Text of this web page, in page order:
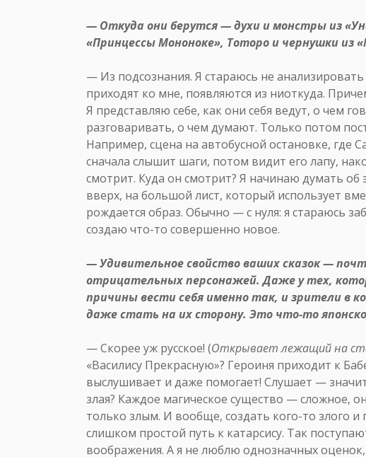
— Откуда они берутся — духи и монстры из
«Принцессы Мононоке», Тоторо и чернушки из
— Из подсознания. Я стараюсь не
приходят ко мне, появляются из ниоткуда.
Я представляю себе, как они себя ведут, о чем
разговаривать, о чем думают. Только потом
Например, сцена на автобусной остановке, где
сначала слышит шаги, потом видит его лапу,
смотрит. Куда он смотрит? Я начинаю думать
вверх, на большой лист, который использует
рождается образ. Обычно — с нуля: я стараюсь
создаю что-то совершенно новое.
— Удивительное свойство ваших сказок —
отрицательных персонажей. Даже у тех,
причины вести себя именно так, и зрители в
даже стать на их сторону. Это что-то
— Скорее уж русское! (Открывает лежащий на
«Василису Прекрасную»? Героиня приходит к
выслушивает и даже помогает! Слушает —
злая? Каждое магическое существо — сложное,
только злым. И вообще, создать кого-то злого
слишком простой путь к катарсису. Так
воображения. А я не люблю однозначных